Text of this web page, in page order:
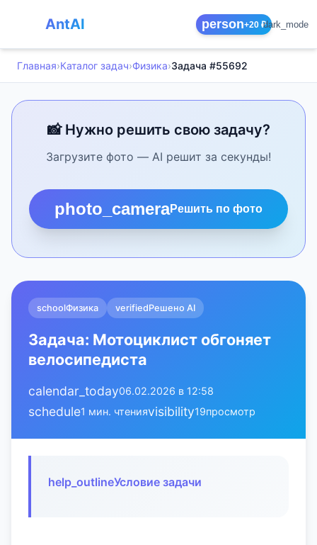
AntAI person+20 ₽dark_mode
Главная›Каталог задач›Физика›Задача #55692
📸 Нужно решить свою задачу?
Загрузите фото — AI решит за секунды!
photo_cameraРешить по фото
schoolФизика verifiedРешено AI
Задача: Мотоциклист обгоняет
велосипедиста
calendar_today06.02.2026 в 12:58
schedule1 мин. чтенияvisibility19просмотр
help_outlineУсловие задачи